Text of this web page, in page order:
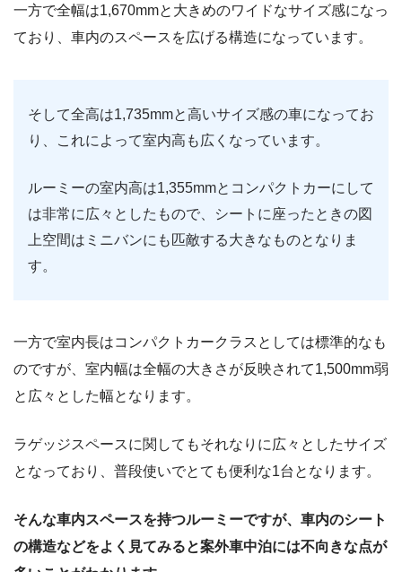
一方で全幅は1,670mmと大きめのワイドなサイズ感になっ
ており、車内のスペースを広げる構造になっています。
そして全高は1,735mmと高いサイズ感の車になってお
り、これによって室内高も広くなっています。
ルーミーの室内高は1,355mmとコンパクトカーにして
は非常に広々としたもので、シートに座ったときの図
上空間はミニバンにも匹敵する大きなものとなりま
す。
一方で室内長はコンパクトカークラスとしては標準的なも
のですが、室内幅は全幅の大きさが反映されて1,500mm弱
と広々とした幅となります。
ラゲッジスペースに関してもそれなりに広々としたサイズ
となっており、普段使いでとても便利な1台となります。
そんな車内スペースを持つルーミーですが、車内のシート
の構造などをよく見てみると案外車中泊には不向きな点が